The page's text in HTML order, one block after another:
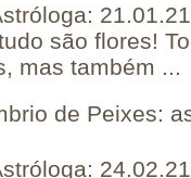
são flores!
mas também ...
de Peixes: